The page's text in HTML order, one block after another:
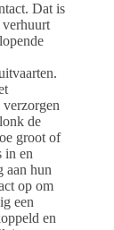
Dat is
de
groot of
in en
aan hun
op om
een
en